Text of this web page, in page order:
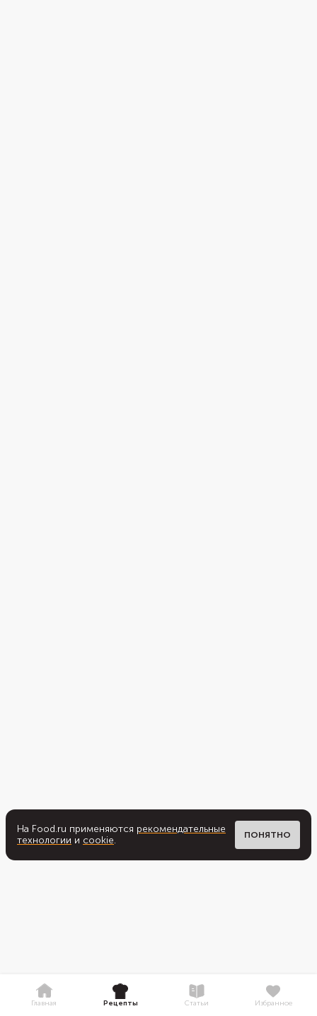
На Food.ru применяются рекомендательные
технологии и cookie. ПОНЯТНО
Главная Рецепты Статьи Избранное